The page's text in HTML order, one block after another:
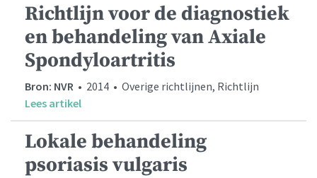
Richtlijn voor de diagnostiek
en behandeling van Axiale
Spondyloartritis
Bron: NVR • 2014 • Overige richtlijnen, Richtlijn
Lees artikel
Lokale behandeling
psoriasis vulgaris